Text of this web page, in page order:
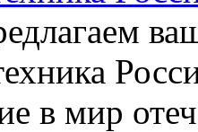
в мир